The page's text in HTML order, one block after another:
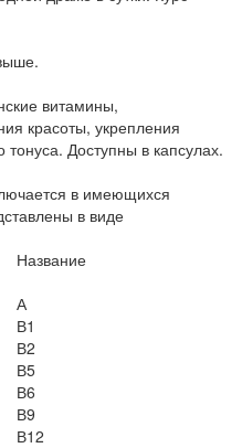
витамины,
красоты, укрепления
Доступны в капсулах.
в имеющихся
в виде
Название
А
В1
В2
В5
В6
В9
В12